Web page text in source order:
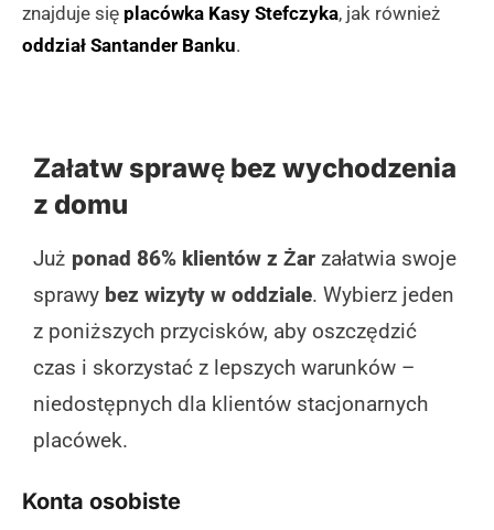
znajduje się placówka Kasy Stefczyka, jak również
oddział Santander Banku.
Załatw sprawę bez wychodzenia
z domu
Już ponad 86% klientów z Żar załatwia swoje
sprawy bez wizyty w oddziale. Wybierz jeden
z poniższych przycisków, aby oszczędzić
czas i skorzystać z lepszych warunków –
niedostępnych dla klientów stacjonarnych
placówek.
Konta osobiste